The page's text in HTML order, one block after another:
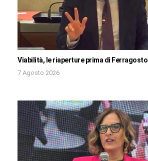
Viabilità, le riaperture prima di Ferragosto
7 Agosto 2026